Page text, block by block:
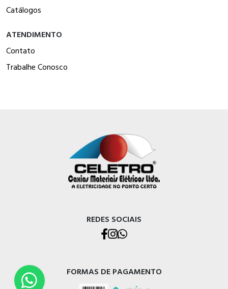
Catálogos
ATENDIMENTO
Contato
Trabalhe Conosco
REDES SOCIAIS
FORMAS DE PAGAMENTO